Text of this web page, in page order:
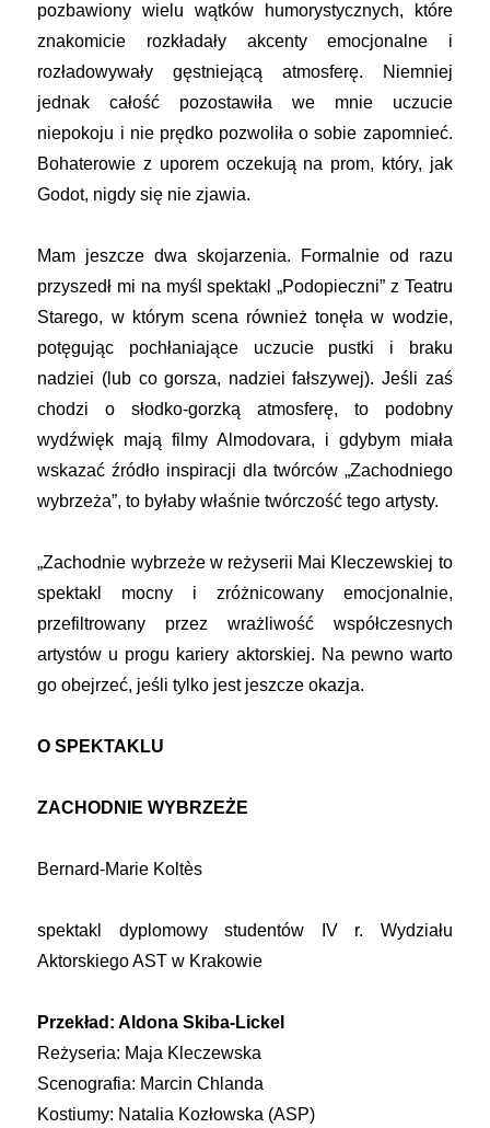
pozbawiony wielu wątków humorystycznych, które
znakomicie rozkładały akcenty emocjonalne i
rozładowywały gęstniejącą atmosferę. Niemniej
jednak całość pozostawiła we mnie uczucie
niepokoju i nie prędko pozwoliła o sobie zapomnieć.
Bohaterowie z uporem oczekują na prom, który, jak
Godot, nigdy się nie zjawia.
Mam jeszcze dwa skojarzenia. Formalnie od razu
przyszedł mi na myśl spektakl „Podopieczni” z Teatru
Starego, w którym scena również tonęła w wodzie,
potęgując pochłaniające uczucie pustki i braku
nadziei (lub co gorsza, nadziei fałszywej). Jeśli zaś
chodzi o słodko-gorzką atmosferę, to podobny
wydźwięk mają filmy Almodovara, i gdybym miała
wskazać źródło inspiracji dla twórców „Zachodniego
wybrzeża”, to byłaby właśnie twórczość tego artysty.
„Zachodnie wybrzeże w reżyserii Mai Kleczewskiej to
spektakl mocny i zróżnicowany emocjonalnie,
przefiltrowany przez wrażliwość współczesnych
artystów u progu kariery aktorskiej. Na pewno warto
go obejrzeć, jeśli tylko jest jeszcze okazja.
O SPEKTAKLU
ZACHODNIE WYBRZEŻE
Bernard-Marie Koltès
spektakl dyplomowy studentów IV r. Wydziału
Aktorskiego AST w Krakowie
Przekład: Aldona Skiba-Lickel
Reżyseria: Maja Kleczewska
Scenografia: Marcin Chlanda
Kostiumy: Natalia Kozłowska (ASP)